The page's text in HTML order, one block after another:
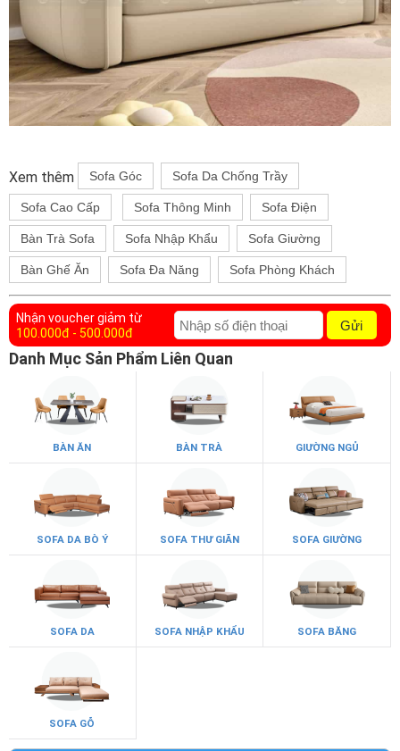
Xem thêm Sofa Góc Sofa Da Chống Trầy
Sofa Cao Cấp Sofa Thông Minh Sofa Điện
Bàn Trà Sofa Sofa Nhập Khẩu Sofa Giường
Bàn Ghế Ăn Sofa Đa Năng Sofa Phòng Khách
Nhận voucher giảm từ
100.000đ - 500.000đ
Gửi
Danh Mục Sản Phẩm Liên Quan
BÀN ĂN BÀN TRÀ GIƯỜNG NGỦ
SOFA DA BÒ Ý SOFA THƯ GIÃN SOFA GIƯỜNG
SOFA DA SOFA NHẬP KHẨU SOFA BĂNG
SOFA GỖ